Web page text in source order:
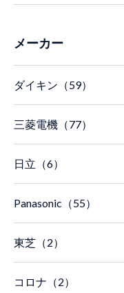
メーカー
ダイキン（59）
三菱電機（77）
日立（6）
Panasonic（55）
東芝（2）
コロナ（2）